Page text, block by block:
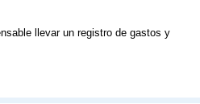
llevar un registro de gastos y